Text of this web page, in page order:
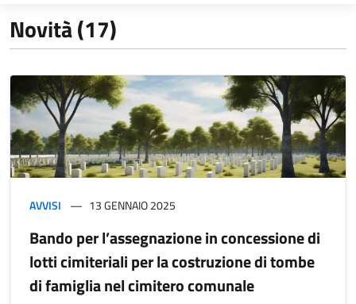
Novità (17)
AVVISI 13 GENNAIO 2025
Bando per l’assegnazione in concessione di
lotti cimiteriali per la costruzione di tombe
di famiglia nel cimitero comunale